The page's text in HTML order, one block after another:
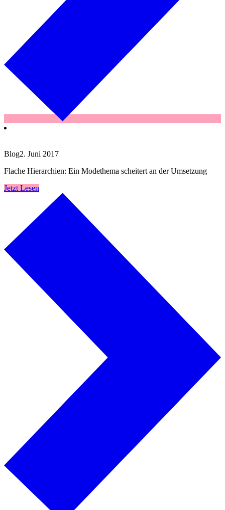
Blog2. Juni 2017
Flache Hierarchien: Ein Modethema scheitert an der Umsetzung
Jetzt Lesen